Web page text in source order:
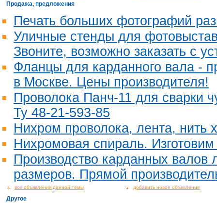
Продажа, предложения
Печать больших фотографий
Уличные стенды для
Звоните, возможно заказать с
Фланцы для карданного вала -
в Москве. Цены производителя!
Проволока Панч-11 для сварки
Ту 48-21-593-85
Нихром проволока, лента, нить
Нихромовая спираль.
Производство карданных валов
размеров. Прямой
добавить новое объявление
все объявления данной темы
Другое